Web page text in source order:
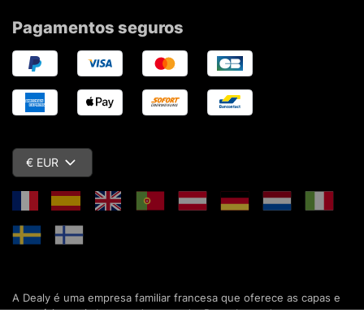
Pagamentos seguros
€ EUR
A Dealy é uma empresa familiar francesa que oferece as capas e